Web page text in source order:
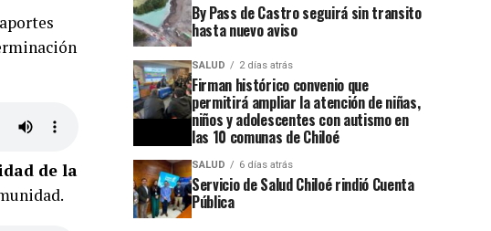
de la
By Pass de Castro seguirá sin transito
hasta nuevo aviso
SALUD 2 días atrás
Firman histórico convenio que
permitirá ampliar la atención de niñas,
niños y adolescentes con autismo en
las 10 comunas de Chiloé
SALUD 6 días atrás
Servicio de Salud Chiloé rindió Cuenta
Pública